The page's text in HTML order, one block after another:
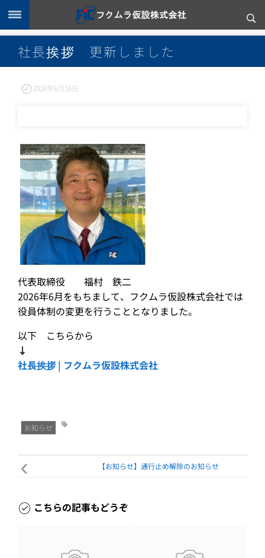
社長挨拶 更新しました
2026年6月16日
代表取締役 福村 鉄二
2026年6月をもちまして、フクムラ仮設株式会社では
役員体制の変更を行うこととなりました。
以下 こちらから
↓
社長挨拶 | フクムラ仮設株式会社
お知らせ
【お知らせ】通行止め解除のお知らせ
こちらの記事もどうぞ